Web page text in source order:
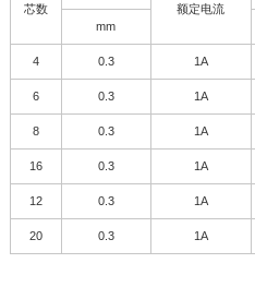
芯数
额定电流
mm
4 0.3 1A
6 0.3 1A
8 0.3 1A
16 0.3 1A
12 0.3 1A
20 0.3 1A